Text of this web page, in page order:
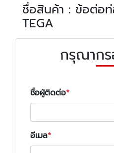
ชื่อสินค้า : ข้อต่อ
TEGA
กรุณาก
ชื่อผู้ติดต่อ
อีเมล